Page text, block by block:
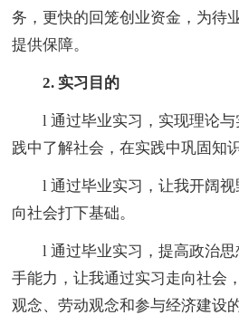
务，更快的回笼创业资金，为待
提供保障。
2. 实习目的
l 通过毕业实习，实现理论与
践中了解社会，在实践中巩固知
l 通过毕业实习，让我开阔视
向社会打下基础。
l 通过毕业实习，提高政治思
手能力，让我通过实习走向社会
观念、劳动观念和参与经济建设